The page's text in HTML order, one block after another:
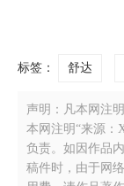
标签： 舒达
声明：凡本网注
本网注明“来源：
负责。如因作品
稿件时，由于网